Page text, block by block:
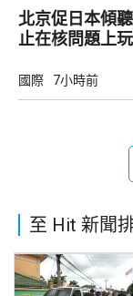
北京促日本傾
止在核問題上
國際 7小時前
至 Hit 新聞